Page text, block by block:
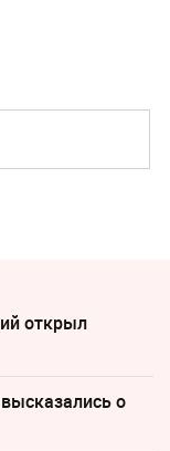
открыл
о